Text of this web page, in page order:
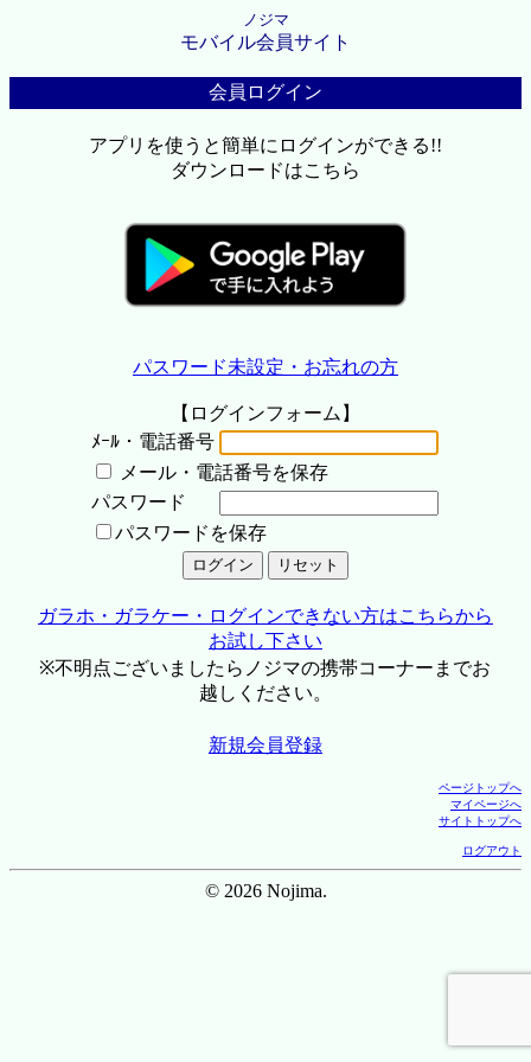
ノジマ
モバイル会員サイト
会員ログイン
アプリを使うと簡単にログインができる!!
ダウンロードはこちら
パスワード未設定・お忘れの方
【ログインフォーム】
ﾒｰﾙ・電話番号
メール・電話番号を保存
パスワード
パスワードを保存
ガラホ・ガラケー・ログインできない方はこちらから
お試し下さい
※不明点ございましたらノジマの携帯コーナーまでお
越しください。
新規会員登録
ページトップへ
マイページへ
サイトトップへ
ログアウト
© 2026 Nojima.